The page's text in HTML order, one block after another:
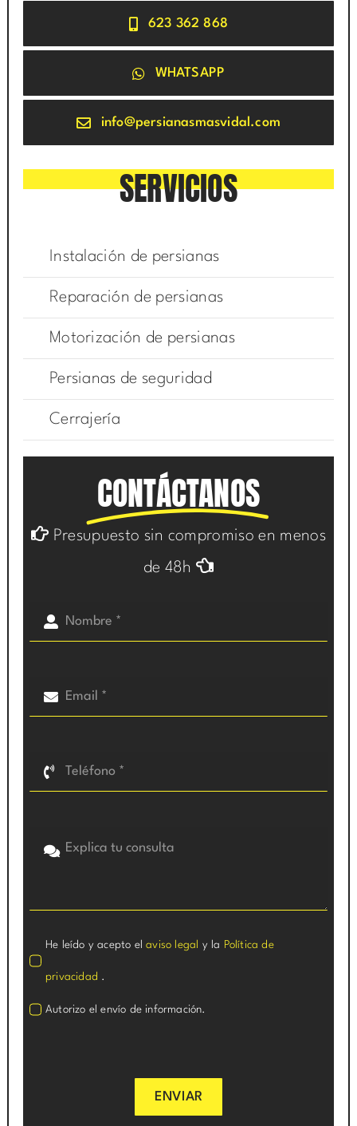
623 362 868
WHATSAPP
info@persianasmasvidal.com
SERVICIOS
Instalación de persianas
Reparación de persianas
Motorización de persianas
Persianas de seguridad
Cerrajería
CONTÁCTANOS
Presupuesto sin compromiso en menos
de 48h
He leído y acepto elaviso legal y la Política de
privacidad .
Autorizo el envío de información.
ENVIAR